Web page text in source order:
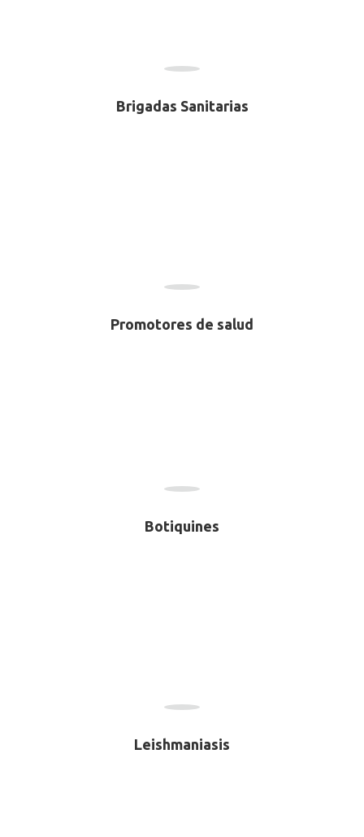
Brigadas Sanitarias
Promotores de salud
Botiquines
Leishmaniasis